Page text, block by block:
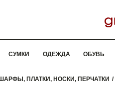
СУМКИ ОДЕЖДА ОБУВЬ
ПЛАТКИ, НОСКИ, ПЕРЧАТКИ